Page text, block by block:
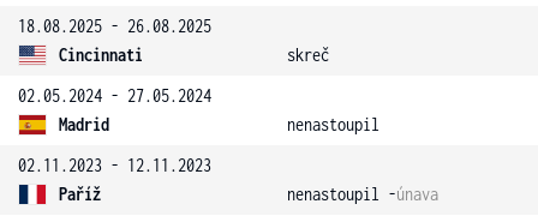
18.08.2025 - 26.08.2025
Cincinnati
skreč
02.05.2024 - 27.05.2024
Madrid
nenastoupil
02.11.2023 - 12.11.2023
Paříž
nenastoupil -únava